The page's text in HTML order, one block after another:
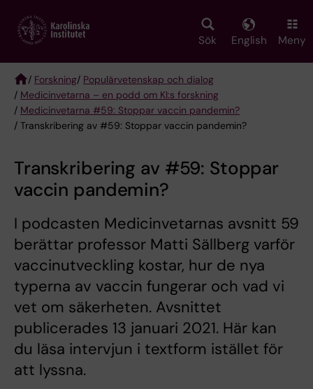
main
Sök English Meny
Breadcrumb
/ Forskning/ Populärvetenskap och dialog
/ Medicinvetarna – en podd om KI:s forskning
/ Medicinvetarna #59: Stoppar vaccin pandemin?
/ Transkribering av #59: Stoppar vaccin pandemin?
Transkribering av #59: Stoppar
vaccin pandemin?
I podcasten Medicinvetarnas avsnitt 59
berättar professor Matti Sällberg varför
vaccinutveckling kostar, hur de nya
typerna av vaccin fungerar och vad vi
vet om säkerheten. Avsnittet
publicerades 13 januari 2021. Här kan
du läsa intervjun i textform istället för
att lyssna.